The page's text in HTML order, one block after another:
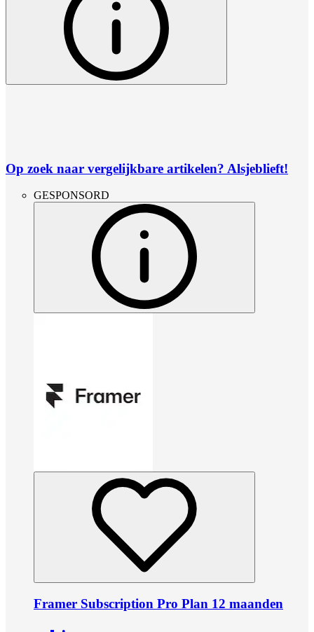
Op zoek naar vergelijkbare artikelen? Alsjeblieft!
GESPONSORD
Framer Subscription Pro Plan 12 maanden